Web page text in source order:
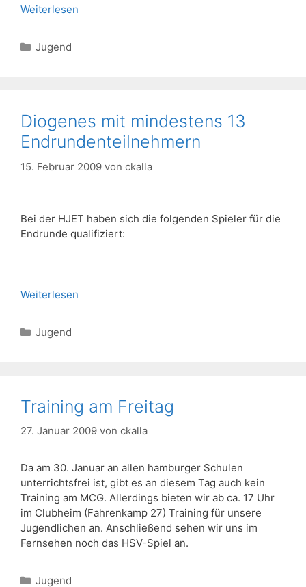
Weiterlesen
Kategorien
Jugend
Diogenes mit mindestens 13
Endrundenteilnehmern
15. Februar 2009 von ckalla
Bei der HJET haben sich die folgenden Spieler für die
Endrunde qualifiziert:
Weiterlesen
Kategorien
Jugend
Training am Freitag
27. Januar 2009 von ckalla
Da am 30. Januar an allen hamburger Schulen
unterrichtsfrei ist, gibt es an diesem Tag auch kein
Training am MCG. Allerdings bieten wir ab ca. 17 Uhr
im Clubheim (Fahrenkamp 27) Training für unsere
Jugendlichen an. Anschließend sehen wir uns im
Fernsehen noch das HSV-Spiel an.
Kategorien
Jugend